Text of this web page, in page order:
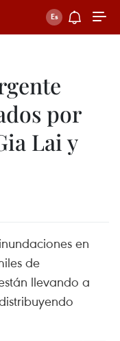
por
Lai y
en
de
llevando a